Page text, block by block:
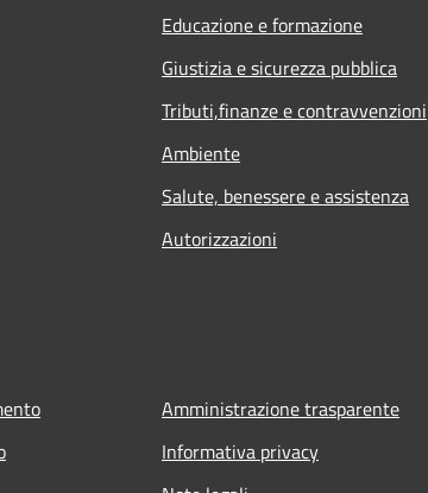
Educazione e formazione
Giustizia e sicurezza pubblica
Tributi,finanze e contravvenzioni
Ambiente
Salute, benessere e assistenza
Autorizzazioni
Amministrazione trasparente
Informativa privacy